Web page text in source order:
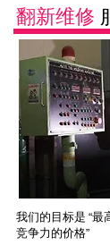
翻新维修
我们的目标是 “最
竞争力的价格”